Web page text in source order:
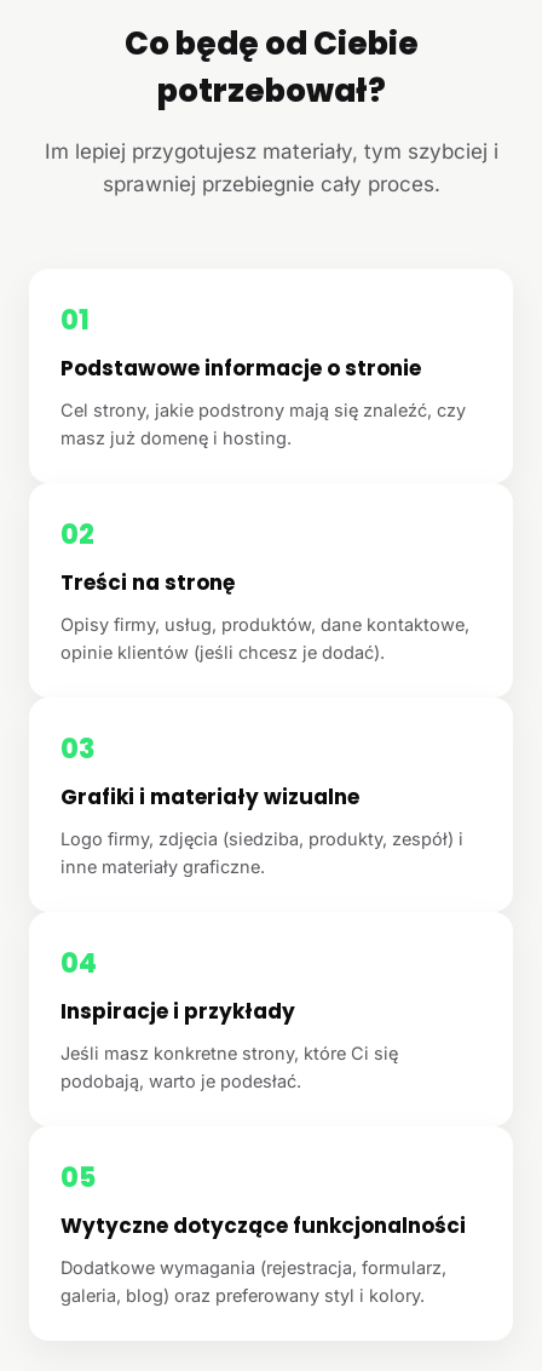
Co będę od Ciebie
potrzebował?
Im lepiej przygotujesz materiały, tym szybciej i
sprawniej przebiegnie cały proces.
01
Podstawowe informacje o stronie
Cel strony, jakie podstrony mają się znaleźć, czy
masz już domenę i hosting.
02
Treści na stronę
Opisy firmy, usług, produktów, dane kontaktowe,
opinie klientów (jeśli chcesz je dodać).
03
Grafiki i materiały wizualne
Logo firmy, zdjęcia (siedziba, produkty, zespół) i
inne materiały graficzne.
04
Inspiracje i przykłady
Jeśli masz konkretne strony, które Ci się
podobają, warto je podesłać.
05
Wytyczne dotyczące funkcjonalności
Dodatkowe wymagania (rejestracja, formularz,
galeria, blog) oraz preferowany styl i kolory.